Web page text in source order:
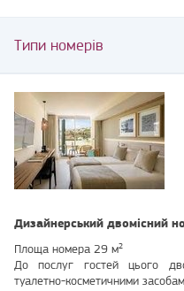
Типи номерів
Дизайнерський двомісний
Площа номера 29 м²
До послуг гостей цього
туалетно-косметичними